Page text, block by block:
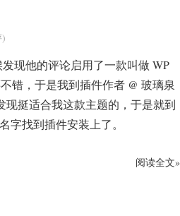
)
现他的评论启用了一款叫做 WP
错，于是我到插件作者 @ 玻璃泉
挺适合我这款主题的，于是就到
字找到插件安装上了。
阅读全文»